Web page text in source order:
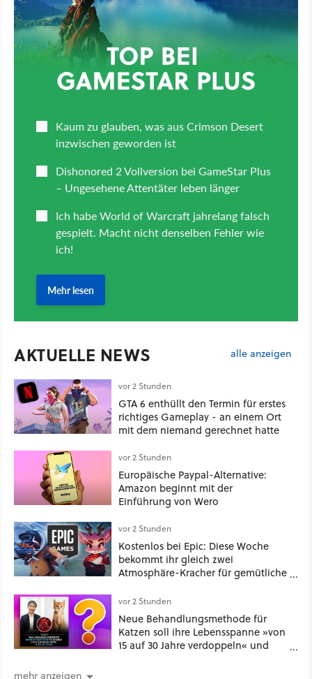
AKTUELLE NEWS alle anzeigen
vor 2 Stunden
GTA 6 enthüllt den Termin für erstes
richtiges Gameplay - an einem Ort
mit dem niemand gerechnet hatte
vor 2 Stunden
Europäische Paypal-Alternative:
Amazon beginnt mit der
Einführung von Wero
vor 2 Stunden
Kostenlos bei Epic: Diese Woche
bekommt ihr gleich zwei
Atmosphäre-Kracher für gemütliche
vor 2 Stunden
Neue Behandlungsmethode für
Katzen soll ihre Lebensspanne »von
15 auf 30 Jahre verdoppeln« und
mehr anzeigen